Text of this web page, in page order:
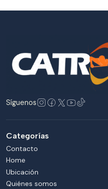
Síguenos
Categorías
Contacto
Home
Ubicación
Quiénes somos